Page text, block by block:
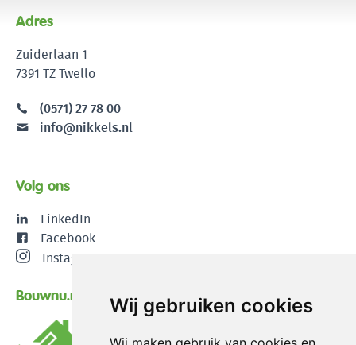
Wij gebruiken cookies
Adres
Zuiderlaan 1
7391 TZ Twello
(0571) 27 78 00
info@nikkels.nl
Volg ons
LinkedIn
Facebook
Instagram
Bouwnu.nl